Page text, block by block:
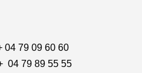
04 79 09 60 60
04 79 89 55 55